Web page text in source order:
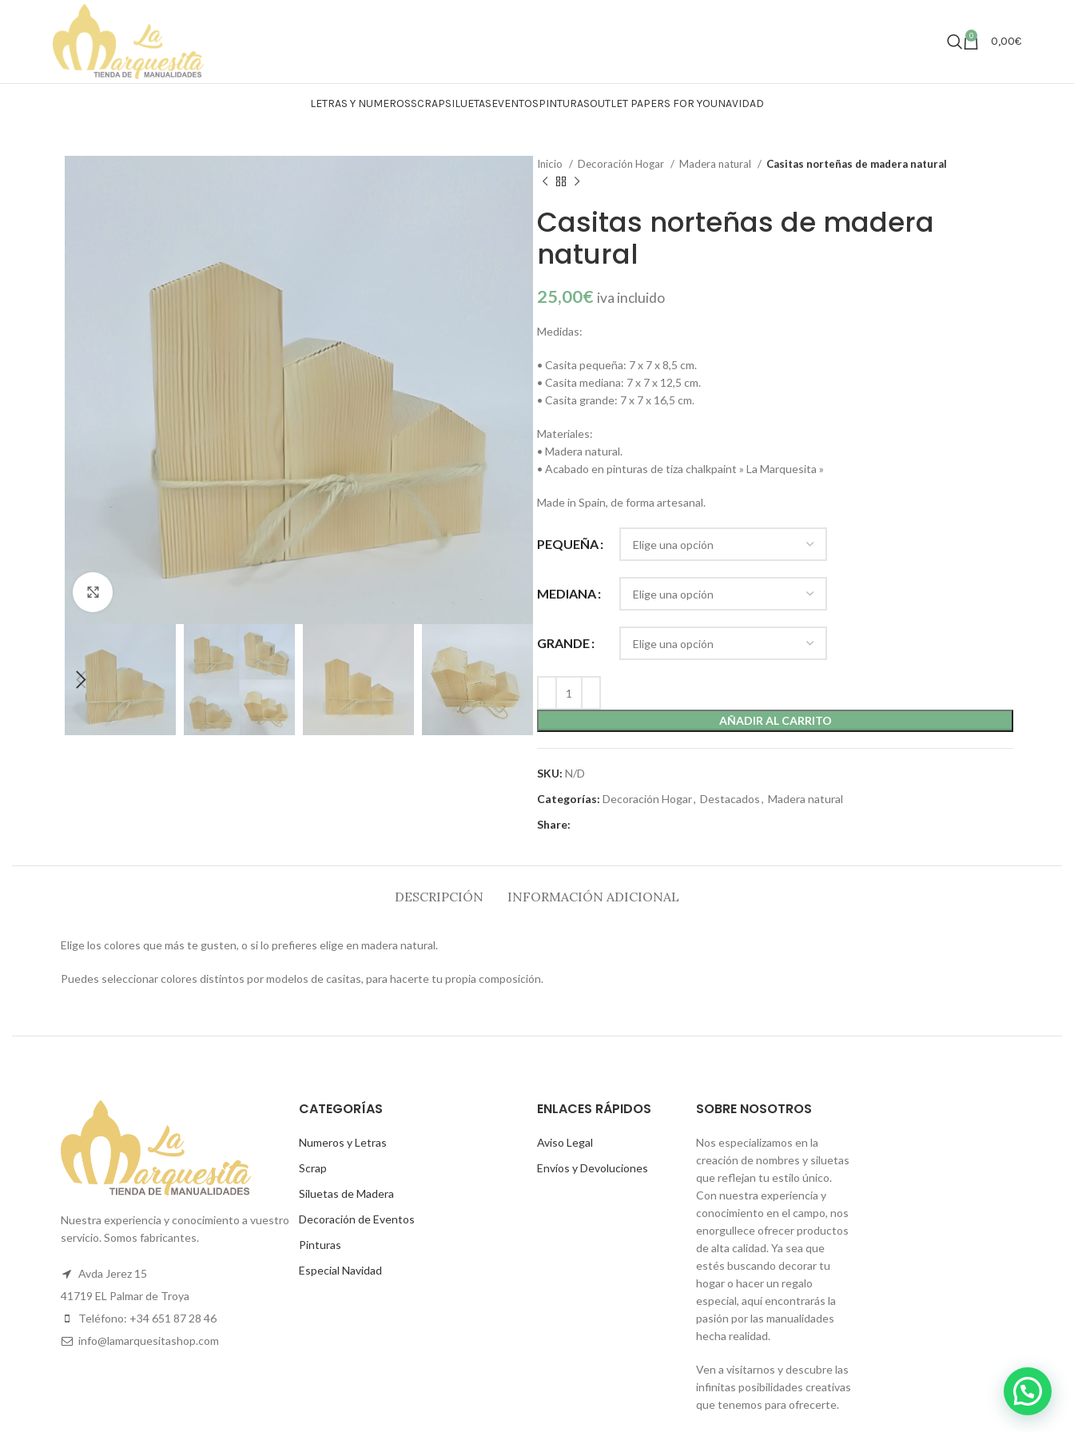
0 0,00€
LETRAS Y NUMEROSSCRAPSILUETASEVENTOSPINTURASOUTLET PAPERS FOR YOUNAVIDAD
Inicio Decoración Hogar Madera natural Casitas norteñas de madera natural
Casitas norteñas de madera
natural
25,00€ iva incluido
Medidas:
• Casita pequeña: 7 x 7 x 8,5 cm.
• Casita mediana: 7 x 7 x 12,5 cm.
• Casita grande: 7 x 7 x 16,5 cm.
Materiales:
• Madera natural.
• Acabado en pinturas de tiza chalkpaint » La Marquesita »
Made in Spain, de forma artesanal.
PEQUEÑA
MEDIANA
GRANDE
AÑADIR AL CARRITO
SKU: N/D
Categorías: Decoración Hogar, Destacados, Madera natural
Share:
DESCRIPCIÓN INFORMACIÓN ADICIONAL
Elige los colores que más te gusten, o si lo prefieres elige en madera natural.
Puedes seleccionar colores distintos por modelos de casitas, para hacerte tu propia composición.
Nuestra experiencia y conocimiento a vuestro
servicio. Somos fabricantes.
Avda Jerez 15
41719 EL Palmar de Troya
Teléfono: +34 651 87 28 46
info@lamarquesitashop.com
CATEGORÍAS
Numeros y Letras
Scrap
Siluetas de Madera
Decoración de Eventos
Pinturas
Especial Navidad
ENLACES RÁPIDOS
Aviso Legal
Envíos y Devoluciones
SOBRE NOSOTROS
Nos especializamos en la
creación de nombres y siluetas
que reflejan tu estilo único.
Con nuestra experiencia y
conocimiento en el campo, nos
enorgullece ofrecer productos
de alta calidad. Ya sea que
estés buscando decorar tu
hogar o hacer un regalo
especial, aquí encontrarás la
pasión por las manualidades
hecha realidad.
Ven a visitarnos y descubre las
infinitas posibilidades creativas
que tenemos para ofrecerte.